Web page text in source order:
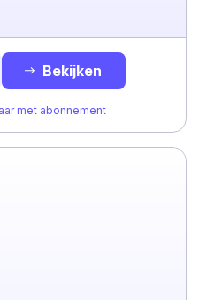
Bekijken
met abonnement